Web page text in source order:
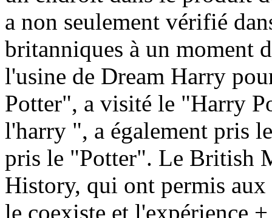
a non seulement vérifié
britanniques à un moment
l'usine de Dream Harry
Potter", a visité le "Harry
l'harry ", a également pris
pris le "Potter". Le British
History, qui ont permis aux
le coexiste et l'expérience